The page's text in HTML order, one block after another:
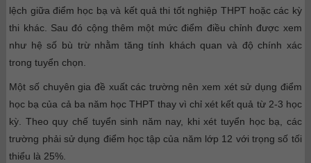
lệch giữa điểm học bạ và kết quả thi tốt nghiệp THPT hoặc các kỳ
thi khác. Sau đó cộng thêm một mức điểm điều chỉnh được xem
như hệ số bù trừ nhằm tăng tính khách quan và độ chính xác
trong tuyển chọn.
Một số chuyên gia đề xuất các trường nên xem xét sử dụng điểm
học bạ của cả ba năm học THPT thay vì chỉ xét kết quả từ 2-3 học
kỳ. Theo quy chế tuyển sinh năm nay, khi xét tuyển học bạ, các
trường phải sử dụng điểm học tập của năm lớp 12 với trọng số tối
thiểu là 25%.